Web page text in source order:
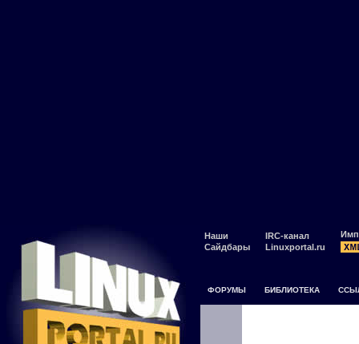
Наши
Сайдбары
IRC-канал
Linuxportal.ru
ФОРУМЫ БИБЛИОТЕКА